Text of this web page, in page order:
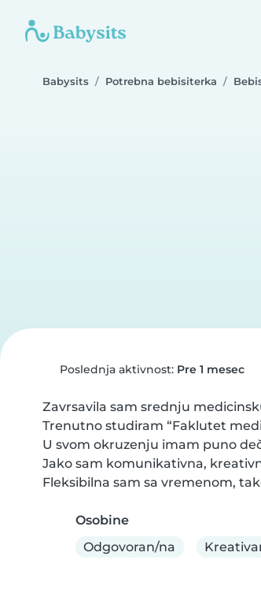
Babysits Potrebna bebisiterka
Poslednja aktivnost: Pre 1 mesec
Zavrsavila sam srednju
Trenutno studiram “Faklutet
U svom okruzenju imam puno
Jako sam komunikativna,
Fleksibilna sam sa vremenom,
Osobine
Odgovoran/na